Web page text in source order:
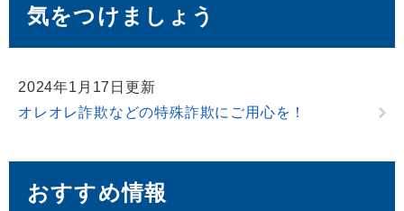
気をつけましょう
2024年1月17日更新
オレオレ詐欺などの特殊詐欺にご用心を！
おすすめ情報